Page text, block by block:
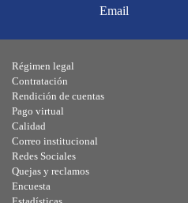
Email
Régimen legal
Contratación
Rendición de cuentas
Pago virtual
Calidad
Correo institucional
Redes Sociales
Quejas y reclamos
Encuesta